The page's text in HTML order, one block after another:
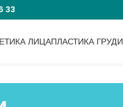
33
ЛИЦАПЛАСТИКА ГРУДИ